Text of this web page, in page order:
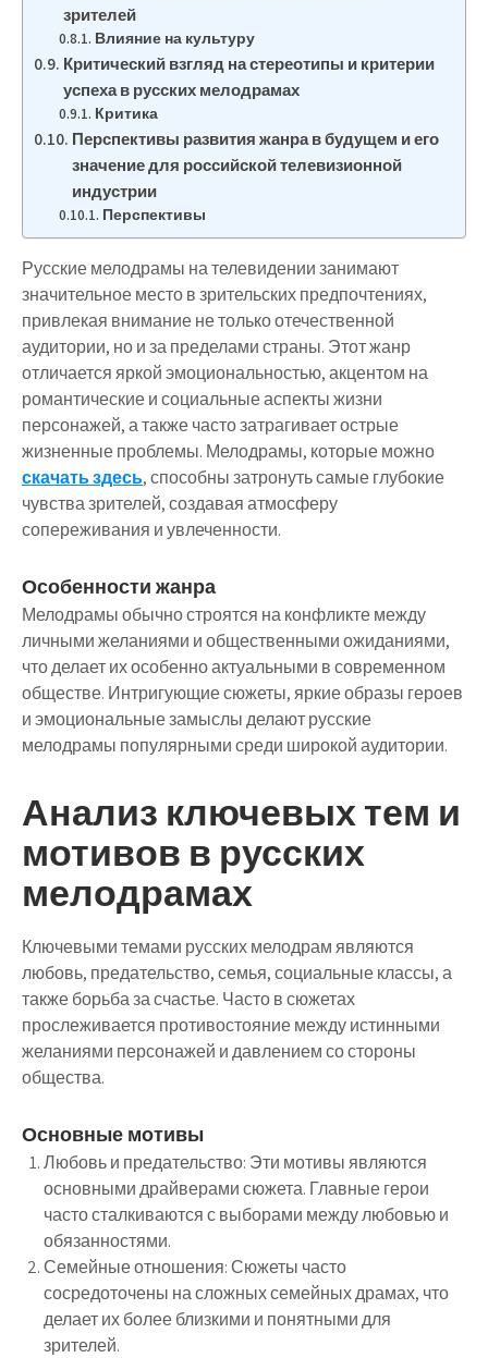
зрителей
Влияние на культуру
Критический взгляд на стереотипы и критерии
успеха в русских мелодрамах
Критика
Перспективы развития жанра в будущем и его
значение для российской телевизионной
индустрии
Перспективы
Русские мелодрамы на телевидении занимают
значительное место в зрительских предпочтениях,
привлекая внимание не только отечественной
аудитории, но и за пределами страны. Этот жанр
отличается яркой эмоциональностью, акцентом на
романтические и социальные аспекты жизни
персонажей, а также часто затрагивает острые
жизненные проблемы. Мелодрамы, которые можно
скачать здесь, способны затронуть самые глубокие
чувства зрителей, создавая атмосферу
сопереживания и увлеченности.
Особенности жанра
Мелодрамы обычно строятся на конфликте между
личными желаниями и общественными ожиданиями,
что делает их особенно актуальными в современном
обществе. Интригующие сюжеты, яркие образы героев
и эмоциональные замыслы делают русские
мелодрамы популярными среди широкой аудитории.
Анализ ключевых тем и
мотивов в русских
мелодрамах
Ключевыми темами русских мелодрам являются
любовь, предательство, семья, социальные классы, а
также борьба за счастье. Часто в сюжетах
прослеживается противостояние между истинными
желаниями персонажей и давлением со стороны
общества.
Основные мотивы
Любовь и предательство: Эти мотивы являются
основными драйверами сюжета. Главные герои
часто сталкиваются с выборами между любовью и
обязанностями.
Семейные отношения: Сюжеты часто
сосредоточены на сложных семейных драмах, что
делает их более близкими и понятными для
зрителей.